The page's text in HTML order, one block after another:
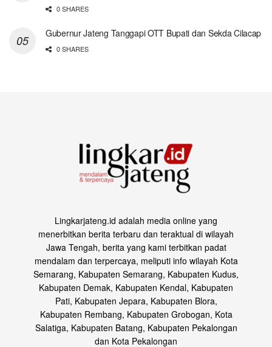
0 SHARES
Gubernur Jateng Tanggapi OTT Bupati dan Sekda Cilacap
0 SHARES
Lingkarjateng.id adalah media online yang
menerbitkan berita terbaru dan teraktual di wilayah
Jawa Tengah, berita yang kami terbitkan padat
mendalam dan terpercaya, meliputi info wilayah Kota
Semarang, Kabupaten Semarang, Kabupaten Kudus,
Kabupaten Demak, Kabupaten Kendal, Kabupaten
Pati, Kabupaten Jepara, Kabupaten Blora,
Kabupaten Rembang, Kabupaten Grobogan, Kota
Salatiga, Kabupaten Batang, Kabupaten Pekalongan
dan Kota Pekalongan